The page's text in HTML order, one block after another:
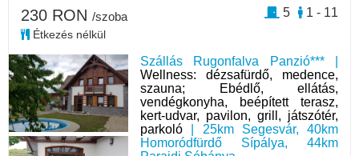
Szállás Rugonfalva Panzió*** |
Wellness: dézsafürdő, medence,
szauna; Ebédlő, ellátás,
vendégkonyha, beépített terasz,
kert-udvar, pavilon, grill, játszótér,
parkoló | 25km Segesvár, 40km
Homoródfürdő Sípálya, 44km
230 RON /szoba
Étkezés nélkül
1 - 11
5